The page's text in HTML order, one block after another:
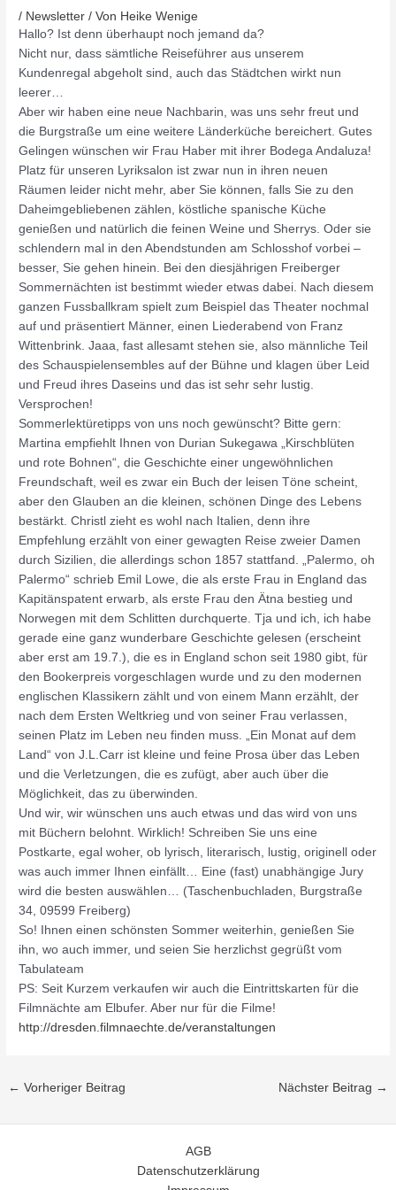
/ Newsletter / Von Heike Wenige
Hallo? Ist denn überhaupt noch jemand da?
Nicht nur, dass sämtliche Reiseführer aus unserem
Kundenregal abgeholt sind, auch das Städtchen wirkt nun
leerer…
Aber wir haben eine neue Nachbarin, was uns sehr freut und
die Burgstraße um eine weitere Länderküche bereichert. Gutes
Gelingen wünschen wir Frau Haber mit ihrer Bodega Andaluza!
Platz für unseren Lyriksalon ist zwar nun in ihren neuen
Räumen leider nicht mehr, aber Sie können, falls Sie zu den
Daheimgebliebenen zählen, köstliche spanische Küche
genießen und natürlich die feinen Weine und Sherrys. Oder sie
schlendern mal in den Abendstunden am Schlosshof vorbei –
besser, Sie gehen hinein. Bei den diesjährigen Freiberger
Sommernächten ist bestimmt wieder etwas dabei. Nach diesem
ganzen Fussballkram spielt zum Beispiel das Theater nochmal
auf und präsentiert Männer, einen Liederabend von Franz
Wittenbrink. Jaaa, fast allesamt stehen sie, also männliche Teil
des Schauspielensembles auf der Bühne und klagen über Leid
und Freud ihres Daseins und das ist sehr sehr lustig.
Versprochen!
Sommerlektüretipps von uns noch gewünscht? Bitte gern:
Martina empfiehlt Ihnen von Durian Sukegawa „Kirschblüten
und rote Bohnen“, die Geschichte einer ungewöhnlichen
Freundschaft, weil es zwar ein Buch der leisen Töne scheint,
aber den Glauben an die kleinen, schönen Dinge des Lebens
bestärkt. Christl zieht es wohl nach Italien, denn ihre
Empfehlung erzählt von einer gewagten Reise zweier Damen
durch Sizilien, die allerdings schon 1857 stattfand. „Palermo, oh
Palermo“ schrieb Emil Lowe, die als erste Frau in England das
Kapitänspatent erwarb, als erste Frau den Ätna bestieg und
Norwegen mit dem Schlitten durchquerte. Tja und ich, ich habe
gerade eine ganz wunderbare Geschichte gelesen (erscheint
aber erst am 19.7.), die es in England schon seit 1980 gibt, für
den Bookerpreis vorgeschlagen wurde und zu den modernen
englischen Klassikern zählt und von einem Mann erzählt, der
nach dem Ersten Weltkrieg und von seiner Frau verlassen,
seinen Platz im Leben neu finden muss. „Ein Monat auf dem
Land“ von J.L.Carr ist kleine und feine Prosa über das Leben
und die Verletzungen, die es zufügt, aber auch über die
Möglichkeit, das zu überwinden.
Und wir, wir wünschen uns auch etwas und das wird von uns
mit Büchern belohnt. Wirklich! Schreiben Sie uns eine
Postkarte, egal woher, ob lyrisch, literarisch, lustig, originell oder
was auch immer Ihnen einfällt… Eine (fast) unabhängige Jury
wird die besten auswählen… (Taschenbuchladen, Burgstraße
34, 09599 Freiberg)
So! Ihnen einen schönsten Sommer weiterhin, genießen Sie
ihn, wo auch immer, und seien Sie herzlichst gegrüßt vom
Tabulateam
PS: Seit Kurzem verkaufen wir auch die Eintrittskarten für die
Filmnächte am Elbufer. Aber nur für die Filme!
http://dresden.filmnaechte.de/veranstaltungen
← Vorheriger Beitrag Nächster Beitrag →
AGB
Datenschutzerklärung